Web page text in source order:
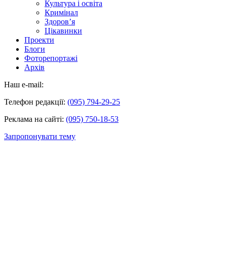
Культура і освіта
Кримінал
Здоров’я
Цікавинки
Проекти
Блоги
Фоторепортажі
Архів
Наш e-mail:
Телефон редакції: (095) 794-29-25
Реклама на сайті: (095) 750-18-53
Запропонувати тему